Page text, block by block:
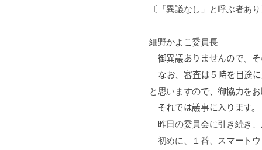
〔「異議なし」と呼ぶ者あ
細野かよこ委員長
御異議ありませんので
なお 、審査は５時を目途
と思いますので、御協力を
それでは議事に入ります。
昨日の委員会に引き続き
初めに、１番、スマートウ